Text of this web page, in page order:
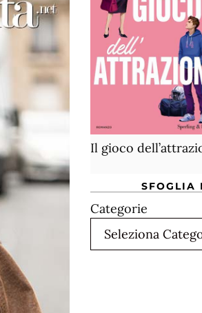
Il gioco
SFOGLIA
Categorie